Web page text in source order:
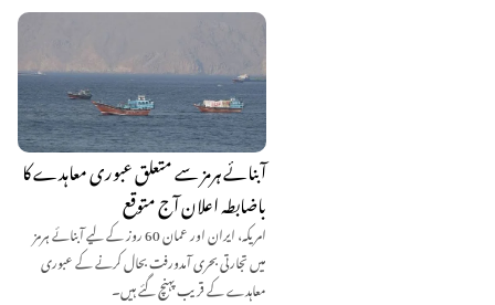
آبنائے ہرمز سے متعلق عبوری معاہدے کا
باضابطہ اعلان آج متوقع
امریکہ، ایران اور عمان 60 روز کے لیے آبنائے ہرمز
میں تجارتی بحری آمدورفت بحال کرنے کے عبوری
معاہدے کے قریب پہنچ گئے ہیں۔